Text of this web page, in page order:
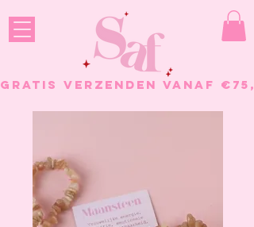
GRATIS VERZENDEN VANAF